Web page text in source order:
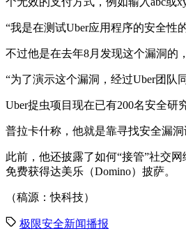
“我是在测试Uber应用程序的安全性
不过他是在去年8月发现这个漏洞的
“为了演示这个漏洞，经过Uber团队
Uber捉虫项目现在已有200名安全研
普拉卡什称，他就是靠寻找安全漏
此前，他还披露了如何“接管”社交
免费获得达美乐（Domino）披萨。
（稿源：快科技）
极限安全新闻播报